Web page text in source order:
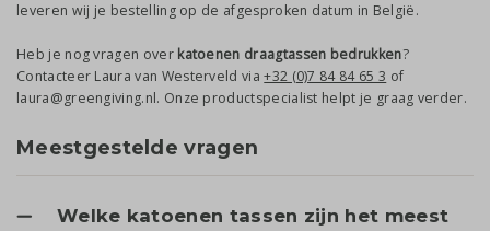
leveren wij je bestelling op de afgesproken datum in België.
Heb je nog vragen over katoenen draagtassen bedrukken?
Contacteer Laura van Westerveld via+32 (0)7 84 84 65 3 of
laura@greengiving.nl. Onze productspecialist helpt je graag verder.
Meestgestelde vragen
Welke katoenen tassen zijn het meest